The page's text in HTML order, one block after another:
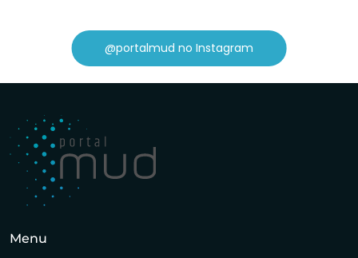
@portalmud no Instagram
Menu